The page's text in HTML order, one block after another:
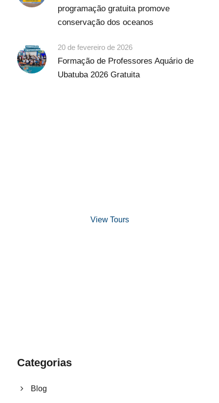
programação gratuita promove
conservação dos oceanos
20 de fevereiro de 2026
Formação de Professores Aquário de
Ubatuba 2026 Gratuita
View Tours
Categorias
Blog